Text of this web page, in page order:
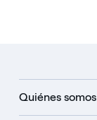
Quiénes somos